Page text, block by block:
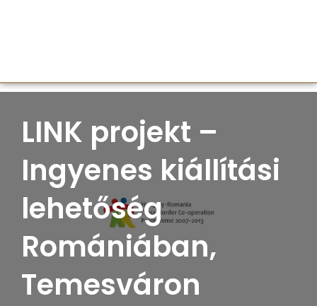
LINK projekt –
Ingyenes kiállítási
lehetőség
Romániában,
Temesváron